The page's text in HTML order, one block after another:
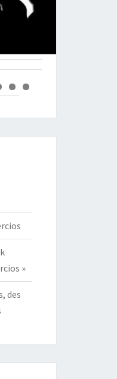
»
des